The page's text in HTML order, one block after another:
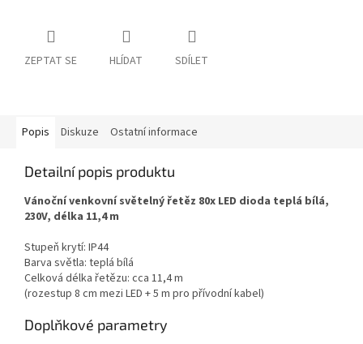
ZEPTAT SE HLÍDAT SDÍLET
Popis Diskuze Ostatní informace
Detailní popis produktu
Vánoční venkovní světelný řetěz 80x LED dioda teplá bílá,
230V, délka 11,4 m
Stupeň krytí: IP44
Barva světla: teplá bílá
Celková délka řetězu: cca 11,4 m
(rozestup 8 cm mezi LED + 5 m pro přívodní kabel)
Doplňkové parametry